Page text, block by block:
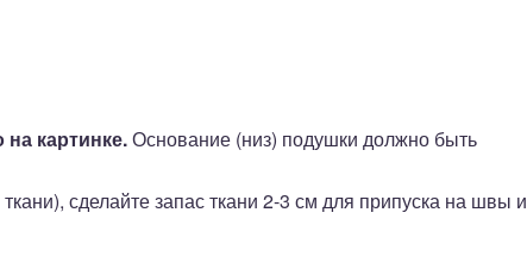
на картинке.Основание (низ) подушки должно быть
сделайте запас ткани 2-3 см для припуска на швы и